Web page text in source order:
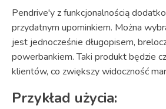
Pendrive'y z funkcjonalnością
przydatnym upominkiem. Można
jest jednocześnie długopisem,
powerbankiem. Taki produkt będzie
klientów, co zwiększy widoczność
Przykład użycia: